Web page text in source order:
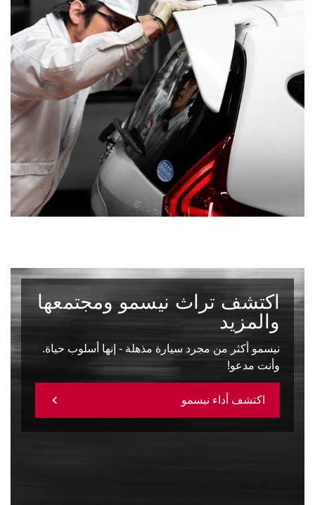
اكتشف تراث نيسمو ومجتمعها
والمزيد
نيسمو أكثر من مجرد سيارة مذهلة - إنها أسلوب حياة.
وأنت مدعو!
اكتشف أداء نيسمو